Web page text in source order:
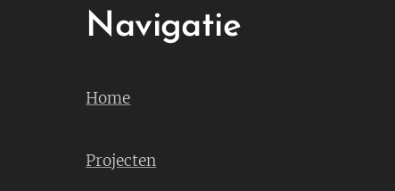
Navigatie
Home
Projecten